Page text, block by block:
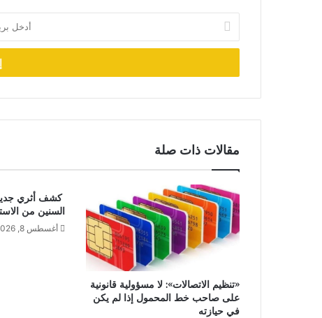
بريدك
الإلكتروني
مقالات ذات صلة
«تنظيم الاتصالات»: لا مسؤولية قانونية
على صاحب خط المحمول إذا لم يكن
في حيازته
كشف أثري جديد
السنين من
أغسطس 8, 2026